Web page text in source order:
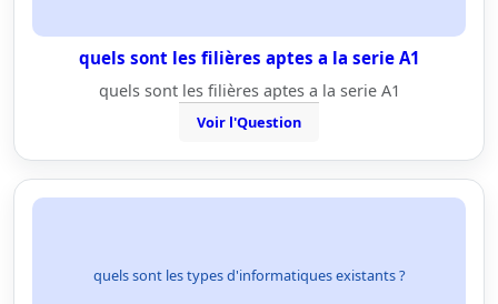
quels sont les filières aptes a la serie A1
quels sont les filières aptes a la serie A1
Voir l'Question
quels sont les types d'informatiques existants ?